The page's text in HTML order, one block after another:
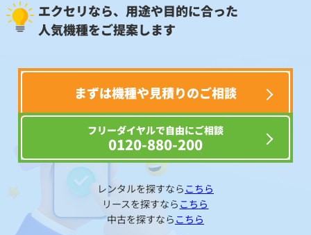
エクセリなら、用途や目的に合った
人気機種をご提案します
まずは機種や見積りのご相談
フリーダイヤルで自由にご相談
0120-880-200
レンタルを探すなら こちら
リースを探すなら こちら
中古を探すなら こちら